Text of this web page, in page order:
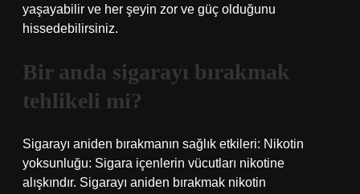
yaşayabilir ve her şeyin zor ve güç olduğunu
hissedebilirsiniz.
Bir anda sigarayı bırakmak
tehlikeli mi?
Sigarayı aniden bırakmanın sağlık etkileri: Nikotin
yoksunluğu: Sigara içenlerin vücutları nikotine
alışkındır. Sigarayı aniden bırakmak nikotin